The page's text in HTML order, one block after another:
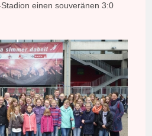
einen souveränen 3:0